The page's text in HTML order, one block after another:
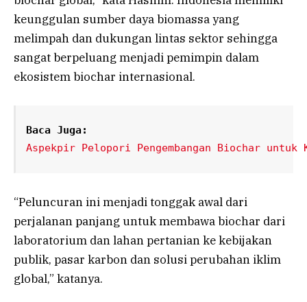
keunggulan sumber daya biomassa yang
melimpah dan dukungan lintas sektor sehingga
sangat berpeluang menjadi pemimpin dalam
ekosistem biochar internasional.
Baca Juga:
Aspekpir Pelopori Pengembangan Biochar untuk
“Peluncuran ini menjadi tonggak awal dari
perjalanan panjang untuk membawa biochar dari
laboratorium dan lahan pertanian ke kebijakan
publik, pasar karbon dan solusi perubahan iklim
global,” katanya.